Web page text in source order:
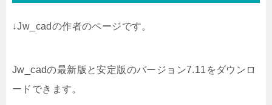
↓Jw_cadの作者のページです。
Jw_cadの最新版と安定版のバージョン7.11をダウンロ
ードできます。